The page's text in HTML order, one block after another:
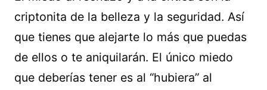
criptonita de la belleza y la seguridad. Así
que tienes que alejarte lo más que puedas
de ellos o te aniquilarán. El único miedo
que deberías tener es al “hubiera” al